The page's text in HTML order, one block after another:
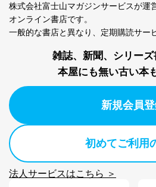
当社は、本人から、開示対象個人
の通知を求められた場合には、遅
す。ただし、以下①～④のいずれ
利用目的の通知を行なうことはで
は、本人に遅滞無くその旨を通知
説明させていただきます。
本人又は第三者の生命、身体、財
害するおそれがある場合
②利用目的を本人に通知し、又は
当該事業者の権利又は正当な利益
することに対して協力する必要が
用目的を本人に通知し、又は公表
株式会社富士山マガジンサービスが運
オンライン書店です。
一般的な書店と異なり、 定期購読サー
雑誌、新聞、シリー
本屋にも無い古い本
新規会員
初めてご利用
法人サービスはこちら ＞